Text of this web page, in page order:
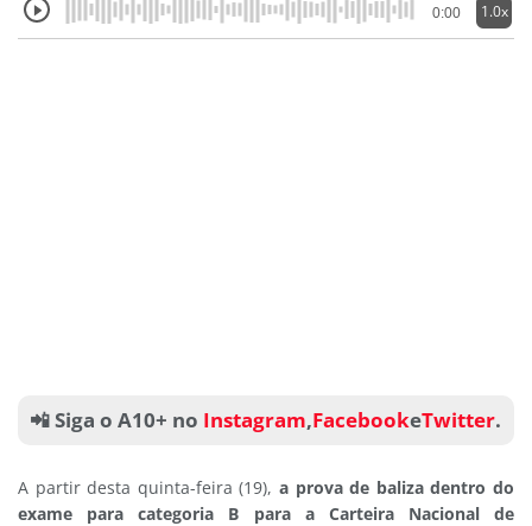
0:00 1.0x
📲 Siga o A10+ no Instagram,FacebookeTwitter.
A partir desta quinta-feira (19), a prova de baliza dentro do
exame para categoria B para a Carteira Nacional de